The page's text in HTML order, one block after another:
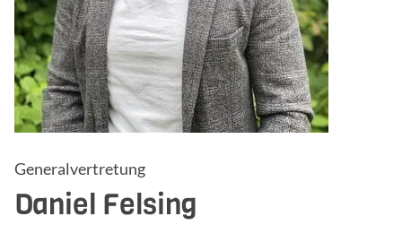
Generalvertretung
Daniel Felsing